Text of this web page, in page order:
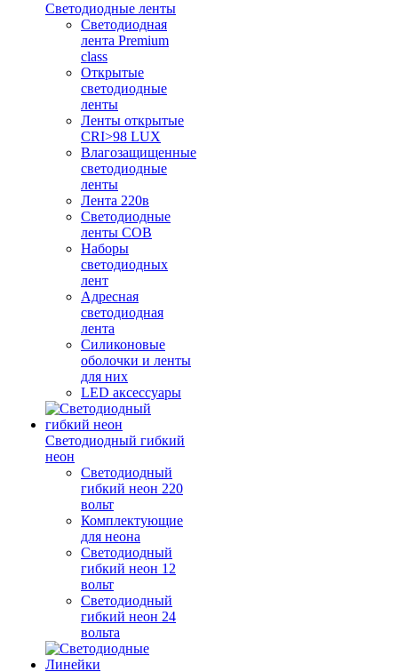
Светодиодные ленты
Светодиодная
лента Premium
class
Открытые
светодиодные
ленты
Ленты открытые
CRI>98 LUX
Влагозащищенные
светодиодные
ленты
Лента 220в
Светодиодные
ленты COB
Наборы
светодиодных
лент
Адресная
светодиодная
лента
Силиконовые
оболочки и ленты
для них
LED аксессуары
Светодиодный гибкий
неон
Светодиодный
гибкий неон 220
вольт
Комплектующие
для неона
Светодиодный
гибкий неон 12
вольт
Светодиодный
гибкий неон 24
вольта